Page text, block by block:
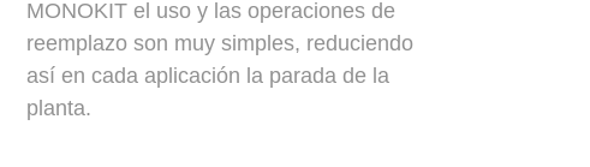
MONOKIT el uso y las operaciones de
reemplazo son muy simples, reduciendo
así en cada aplicación la parada de la
planta.